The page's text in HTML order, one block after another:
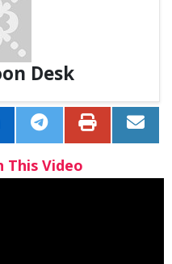
Desk
This Video